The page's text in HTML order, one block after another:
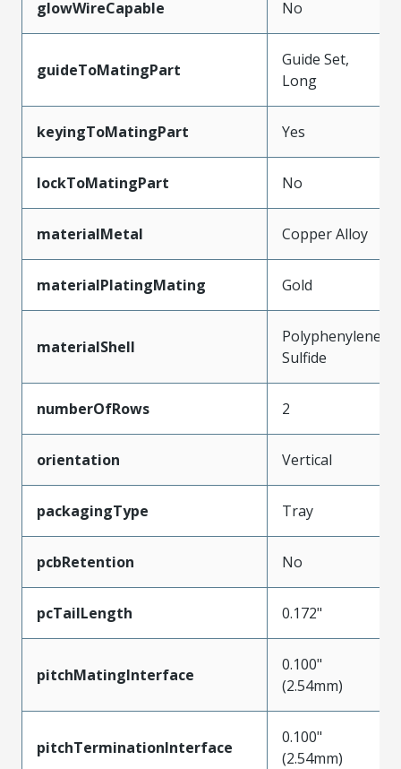
glowWireCapable No
guideToMatingPart
Guide Set,
Long
keyingToMatingPart Yes
lockToMatingPart No
materialMetal Copper Alloy
materialPlatingMating Gold
materialShell
Polyphenylene
Sulfide
numberOfRows 2
orientation Vertical
packagingType Tray
pcbRetention No
pcTailLength 0.172"
pitchMatingInterface
0.100"
(2.54mm)
pitchTerminationInterface
0.100"
(2.54mm)